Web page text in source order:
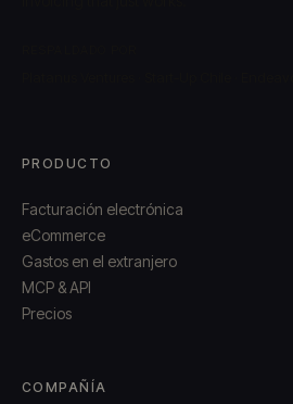
PRODUCTO
Facturación electrónica
eCommerce
Gastos en el extranjero
MCP & API
Precios
COMPAÑÍA